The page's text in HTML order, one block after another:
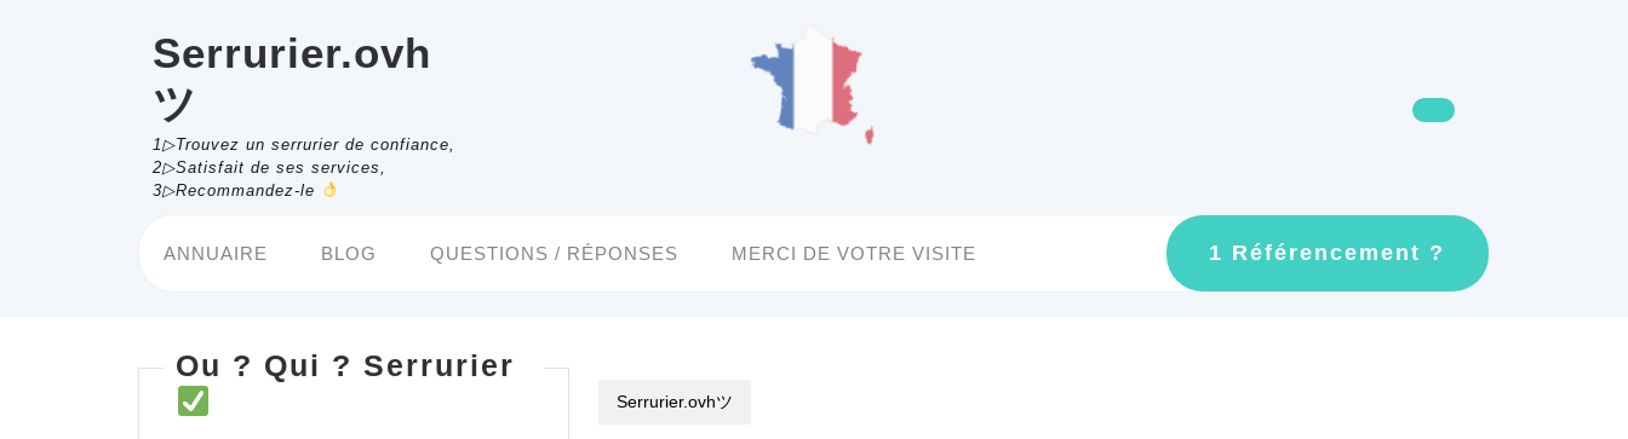
Serrurier.ovh
ツ
1▷Trouvez un serrurier de confiance,
2▷Satisfait de ses services,
3▷Recommandez-le
ANNUAIRE BLOG QUESTIONS / RÉPONSES MERCI DE VOTRE VISITE 1 Référencement ?
GET
AN
Ou ? Qui ? Serrurier
Serrurier.ovhツ